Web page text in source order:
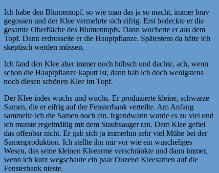
Ich habe den Blumentopf, so wie man das ja so macht, immer brav
gegossen und der Klee vermehrte sich eifrig. Erst bedeckte er die
gesamte Oberfläche des Blumentopfs. Dann wucherte er aus dem
Topf. Dann erdrosselte er die Hauptpflanze. Spätestens da hätte ich
skeptisch werden müssen.
Ich fand den Klee aber immer noch hübsch und dachte, ach, wenn
schon die Hauptpflanze kaputt ist, dann hab ich doch wenigstens
noch diesen schönen Klee im Topf.
Der Klee indes wuchs und wuchs. Er produzierte kleine, schwarze
Samen, die er eifrig auf der Fensterbank verteilte. Am Anfang
sammelte ich die Samen noch ein. Irgendwann wurde es zu viel und
ich musste regelmäßig mit dem Staubsauger ran. Dem Klee gefiel
das offenbar nicht. Er gab sich ja immerhin sehr viel Mühe bei der
Samenproduktion. Ich stellte ihn mir vor wie ein wuscheliges
Wesen, das seine kleinen Kleearme verschränkte und dann immer,
wenn ich kurz wegschaute ein paar Duzend Kleesamen auf die
Fensterbank nieste.